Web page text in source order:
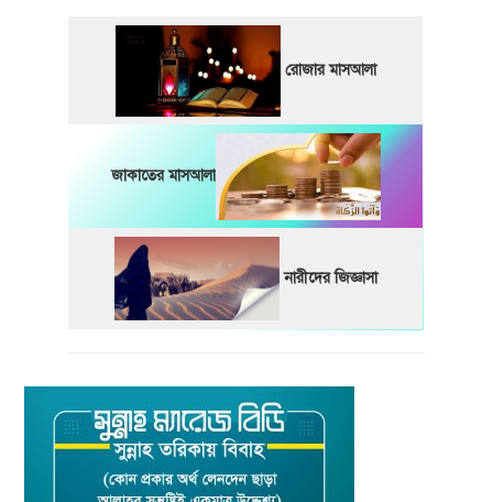
রোজার মাসআলা
জাকাতের মাসআলা
নারীদের জিজ্ঞাসা